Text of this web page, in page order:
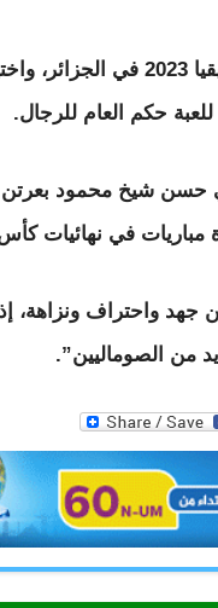
للعبة حكم العام للرجال.
حسن شيخ محمود بعرتن
مباريات في نهائيات
واحتراف ونزاهة، إذ
من الصوماليين”.